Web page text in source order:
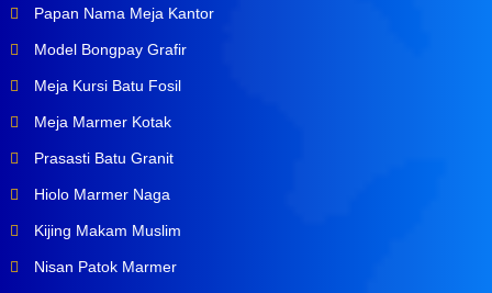
Papan Nama Meja Kantor
Model Bongpay Grafir
Meja Kursi Batu Fosil
Meja Marmer Kotak
Prasasti Batu Granit
Hiolo Marmer Naga
Kijing Makam Muslim
Nisan Patok Marmer